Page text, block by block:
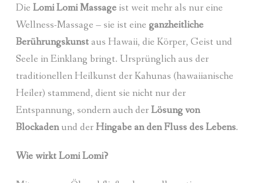
Die Lomi Lomi Massage ist weit mehr als nur eine
Wellness-Massage – sie ist eine ganzheitliche
Berührungskunstaus Hawaii, die Körper, Geist und
Seele in Einklang bringt. Ursprünglich aus der
traditionellen Heilkunst der Kahunas (hawaiianische
Heiler) stammend, dient sie nicht nur der
Entspannung, sondern auch derLösung von
Blockadenund derHingabe an den Fluss des Lebens.
Wie wirkt Lomi Lomi?